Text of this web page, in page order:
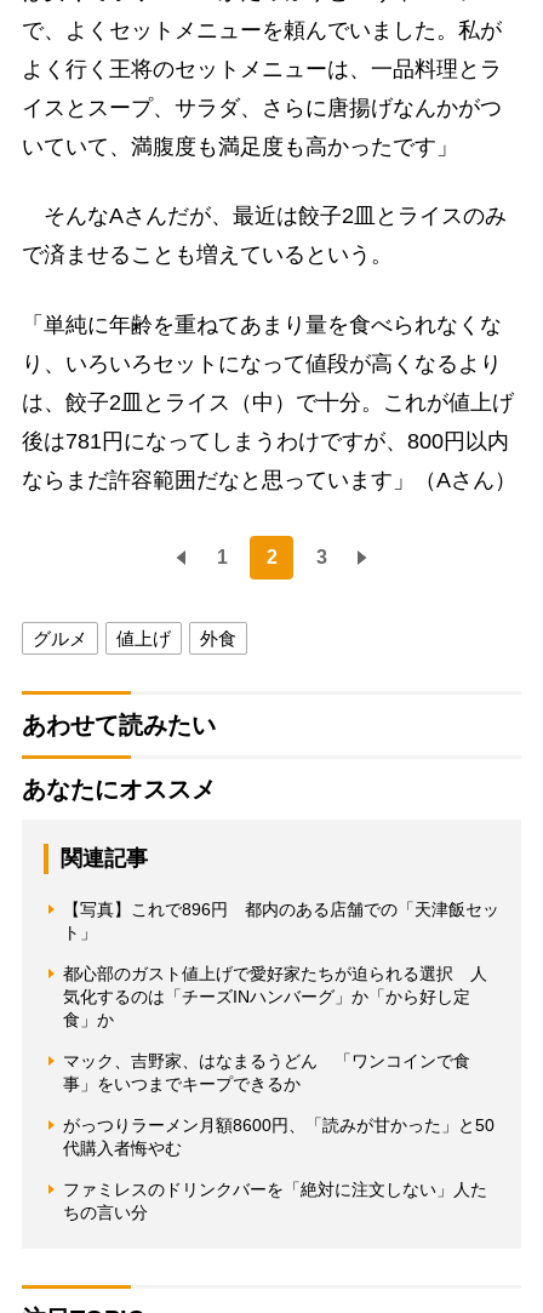
で、よくセットメニューを頼んでいました。私が
よく行く王将のセットメニューは、一品料理とラ
イスとスープ、サラダ、さらに唐揚げなんかがつ
いていて、満腹度も満足度も高かったです」
そんなAさんだが、最近は餃子2皿とライスのみ
で済ませることも増えているという。
「単純に年齢を重ねてあまり量を食べられなくな
り、いろいろセットになって値段が高くなるより
は、餃子2皿とライス（中）で十分。これが値上げ
後は781円になってしまうわけですが、800円以内
ならまだ許容範囲だなと思っています」（Aさん）
1 2 3
グルメ 値上げ 外食
あわせて読みたい
あなたにオススメ
関連記事
【写真】これで896円 都内のある店舗での「天津飯セッ
ト」
都心部のガスト値上げで愛好家たちが迫られる選択 人
気化するのは「チーズINハンバーグ」か「から好し定
食」か
マック、吉野家、はなまるうどん 「ワンコインで食
事」をいつまでキープできるか
がっつりラーメン月額8600円、「読みが甘かった」と50
代購入者悔やむ
ファミレスのドリンクバーを「絶対に注文しない」人た
ちの言い分